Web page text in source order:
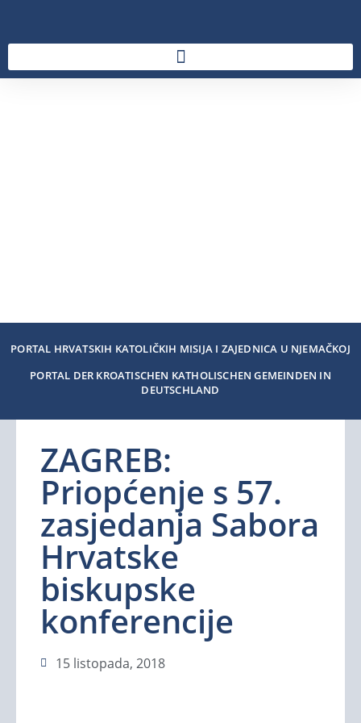
PORTAL HRVATSKIH KATOLIČKIH MISIJA I ZAJEDNICA U NJEMAČKOJ
PORTAL DER KROATISCHEN KATHOLISCHEN GEMEINDEN IN
DEUTSCHLAND
ZAGREB:
Priopćenje s 57.
zasjedanja Sabora
Hrvatske
biskupske
konferencije
15 listopada, 2018